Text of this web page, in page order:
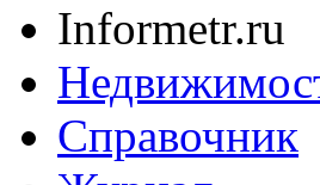
Informetr.ru
Справочник